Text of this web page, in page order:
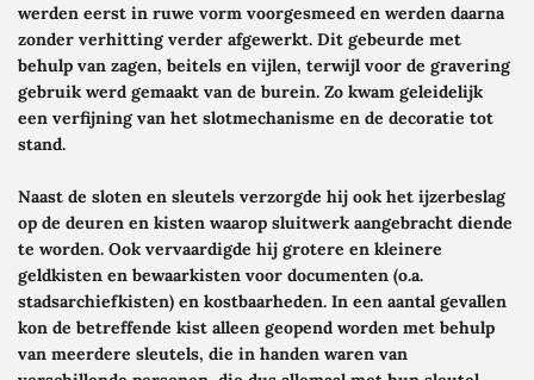
werden eerst in ruwe vorm voorgesmeed en werden daarna
zonder verhitting verder afgewerkt. Dit gebeurde met
behulp van zagen, beitels en vijlen, terwijl voor de gravering
gebruik werd gemaakt van de burein. Zo kwam geleidelijk
een verfijning van het slotmechanisme en de decoratie tot
stand.
Naast de sloten en sleutels verzorgde hij ook het ijzerbeslag
op de deuren en kisten waarop sluitwerk aangebracht diende
te worden. Ook vervaardigde hij grotere en kleinere
geldkisten en bewaarkisten voor documenten (o.a.
stadsarchiefkisten) en kostbaarheden. In een aantal gevallen
kon de betreffende kist alleen geopend worden met behulp
van meerdere sleutels, die in handen waren van